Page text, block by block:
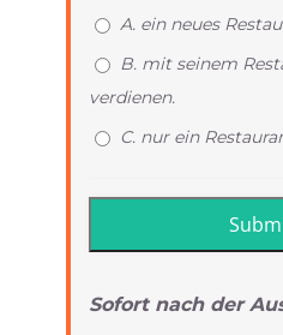
A. ein neues
B. mit seinem
verdienen.
C. nur ein
Sofort nach der